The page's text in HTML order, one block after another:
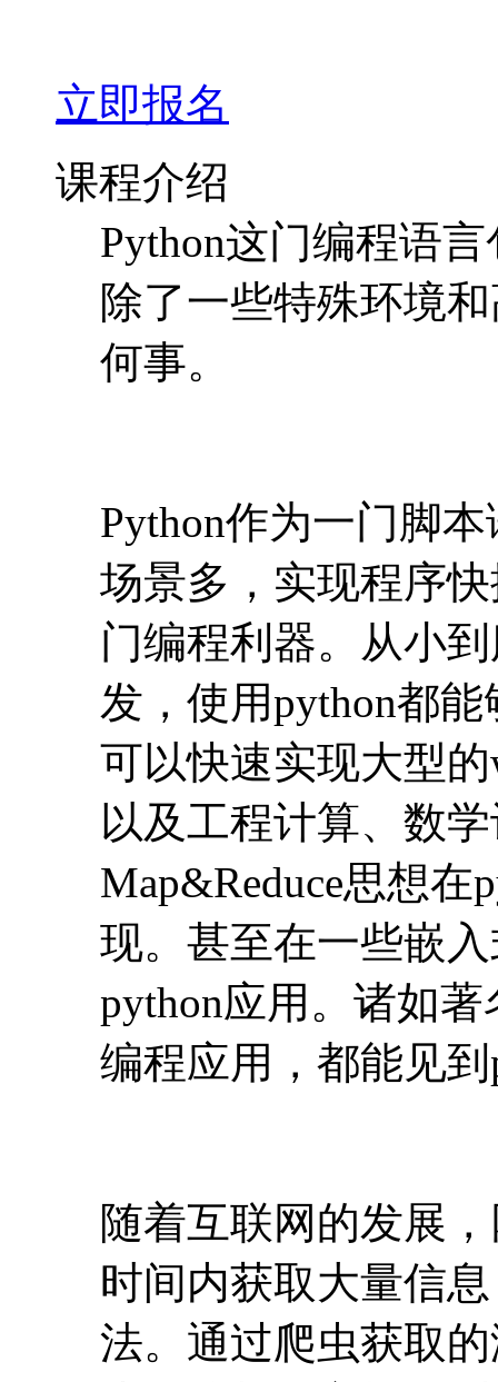
立即报名
课程介绍
Python这门编程语
除了一些特殊环境
何事。
Python作为一门脚
场景多，实现程序
门编程利器。从小
发，使用python都
可以快速实现大型
以及工程计算、数
Map&Reduce思想
现。甚至在一些嵌
python应用。诸如著
编程应用，都能见
随着互联网的发展
时间内获取大量信
法。通过爬虫获取